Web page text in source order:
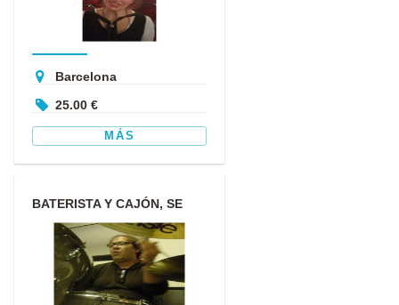
Barcelona
25.00 €
MÁS
BATERISTA Y CAJÓN, SE
OFRECE PARA TRABAJOS Y
GRABA...